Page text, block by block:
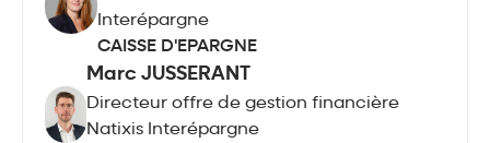
Interépargne
CAISSE D'EPARGNE
Marc JUSSERANT
Directeur offre de gestion financière
Natixis Interépargne